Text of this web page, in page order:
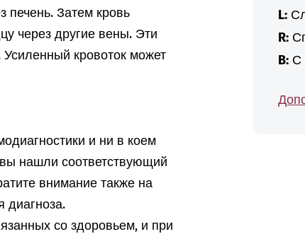
печень. Затем кровь
через другие вены. Эти
кровоток может
и ни в коем
нашли соответствующий
внимание также на
диагноза.
со здоровьем, и при
L:
R:
B:С